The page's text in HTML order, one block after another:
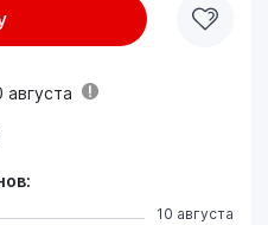
августа
10 августа